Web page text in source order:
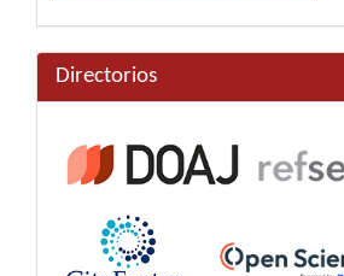
Directorios